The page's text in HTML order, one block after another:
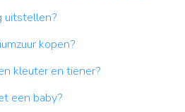
uitstellen?
kopen?
kleuter en tiener?
een baby?